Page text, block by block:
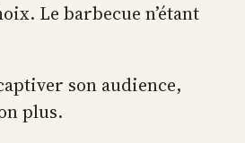
Le barbecue n’étant
son audience,
plus.